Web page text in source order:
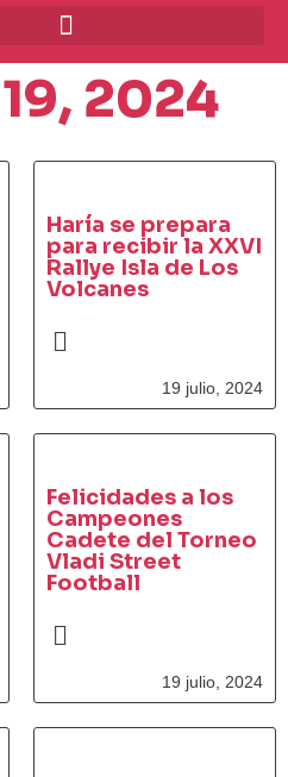
2024
Haría se prepara
para recibir la XXVI
Rallye Isla de Los
Volcanes
19 julio, 2024
Felicidades a los
Campeones
Cadete del Torneo
Vladi Street
Football
19 julio, 2024